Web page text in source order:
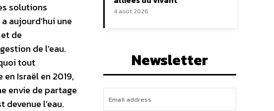
solutions
aujourd’hui une
de
de l’eau.
tout
Israël en 2019,
envie de partage
l’eau.
4 août 2026
Newsletter